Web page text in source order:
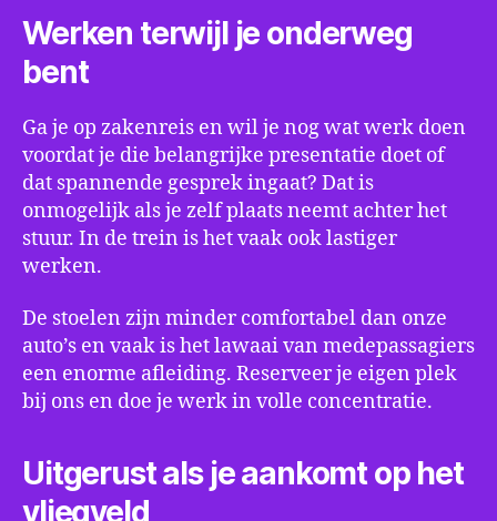
Werken terwijl je onderweg
bent
Ga je op zakenreis en wil je nog wat werk doen
voordat je die belangrijke presentatie doet of
dat spannende gesprek ingaat? Dat is
onmogelijk als je zelf plaats neemt achter het
stuur. In de trein is het vaak ook lastiger
werken.
De stoelen zijn minder comfortabel dan onze
auto’s en vaak is het lawaai van medepassagiers
een enorme afleiding. Reserveer je eigen plek
bij ons en doe je werk in volle concentratie.
Uitgerust als je aankomt op het
vliegveld